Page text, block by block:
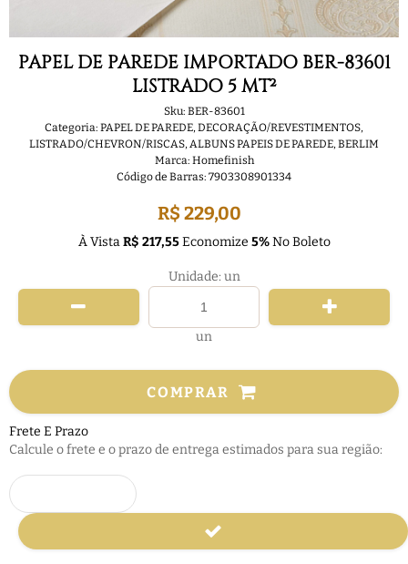
PAPEL DE PAREDE IMPORTADO BER-83601
LISTRADO 5 MT²
Sku: BER-83601
Categoria: PAPEL DE PAREDE,DECORAÇÃO/REVESTIMENTOS,
LISTRADO/CHEVRON/RISCAS,ALBUNS PAPEIS DE PAREDE,BERLIM
Marca: Homefinish
Código de Barras: 7903308901334
R$ 229,00
À VistaR$ 217,55Economize 5%No Boleto
Unidade: un
un
COMPRAR
Frete E Prazo
Calcule o frete e o prazo de entrega estimados para sua região: